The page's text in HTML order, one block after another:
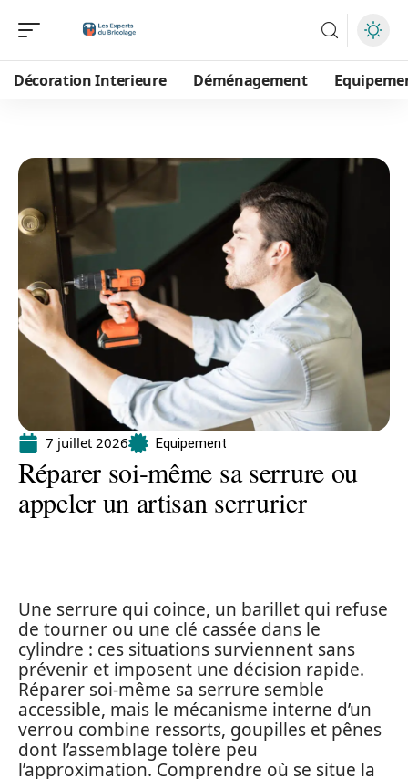
Décoration Interieure Déménagement
7 juillet 2026 Equipement
Réparer soi-même sa serrure ou
appeler un artisan serrurier
Une serrure qui coince, un barillet qui refuse
de tourner ou une clé cassée dans le
cylindre : ces situations surviennent sans
prévenir et imposent une décision rapide.
Réparer soi-même sa serrure semble
accessible, mais le mécanisme interne d’un
verrou combine ressorts, goupilles et pênes
dont l’assemblage tolère peu
l’approximation. Comprendre où se situe la